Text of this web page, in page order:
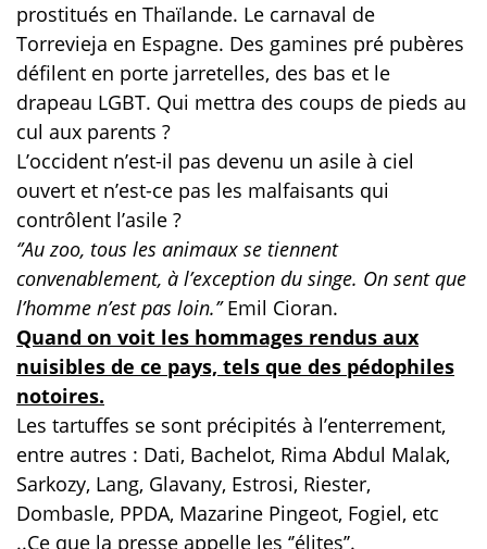
prostitués en Thaïlande. Le carnaval de
Torrevieja en Espagne. Des gamines pré pubères
défilent en porte jarretelles, des bas et le
drapeau LGBT. Qui mettra des coups de pieds au
cul aux parents ?
L’occident n’est-il pas devenu un asile à ciel
ouvert et n’est-ce pas les malfaisants qui
contrôlent l’asile ?
‘’Au zoo, tous les animaux se tiennent
convenablement, à l’exception du singe. On sent que
l’homme n’est pas loin.’’Emil Cioran.
Quand on voit les hommages rendus aux
nuisibles de ce pays, tels que des pédophiles
notoires.
Les tartuffes se sont précipités à l’enterrement,
entre autres : Dati, Bachelot, Rima Abdul Malak,
Sarkozy, Lang, Glavany, Estrosi, Riester,
Dombasle, PPDA, Mazarine Pingeot, Fogiel, etc
..Ce que la presse appelle les ‘’élites’’.